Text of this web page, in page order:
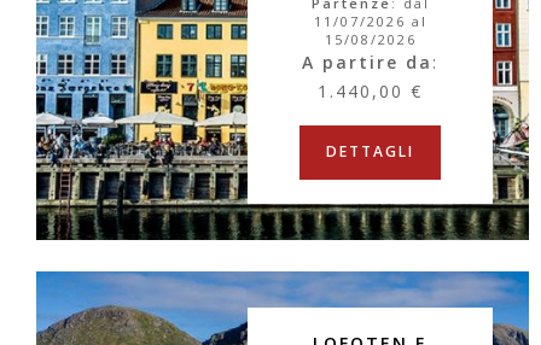
11/07/2026 al
15/08/2026
A partire da :
1.440,00 €
DETTAGLI